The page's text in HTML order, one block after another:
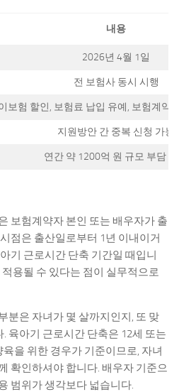
내용
2026년 4월 1일
전 보험사 동시 시행
보험 할인, 보험료 납입 유예, 보험계약
지원방안 간 중복 신청 가능
연간 약 1200억 원 규모 부담
보험계약자 본인 또는 배우자가 출
점은 출산일로부터 1년 이내이거
기 근로시간 단축 기간일 때입니
용될 수 있다는 점이 실무적으로
분은 자녀가 몇 살까지인지, 또 맞
육아기 근로시간 단축은 12세 또는
을 위한 경우가 기준이므로, 자녀
확인하셔야 합니다. 배우자 기준으
범위가 생각보다 넓습니다.